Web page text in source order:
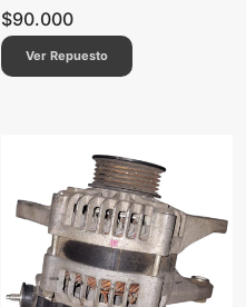
$90.000
Ver Repuesto